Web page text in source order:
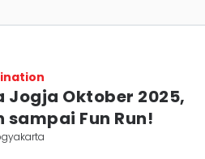
Jogja Oktober 2025,
Fun Run!